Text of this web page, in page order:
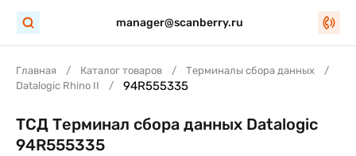
manager@scanberry.ru
Главная Каталог товаров
Терминалы сбора данных
Datalogic Rhino II
94R555335
ТСД Терминал сбора данных Datalogic
94R555335